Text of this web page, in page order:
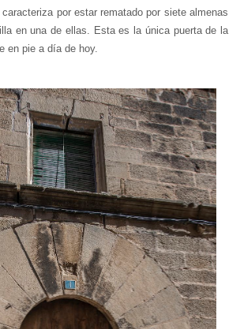
por estar rematado por siete almenas
en una de ellas. Esta es la única puerta de la
en pie a día de hoy.